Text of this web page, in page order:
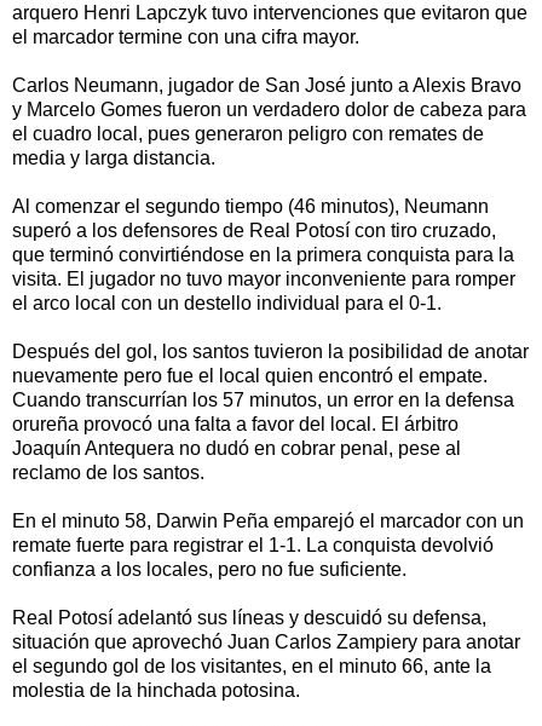
arquero Henri Lapczyk tuvo intervenciones que evitaron que
el marcador termine con una cifra mayor.
Carlos Neumann, jugador de San José junto a Alexis Bravo
y Marcelo Gomes fueron un verdadero dolor de cabeza para
el cuadro local, pues generaron peligro con remates de
media y larga distancia.
Al comenzar el segundo tiempo (46 minutos), Neumann
superó a los defensores de Real Potosí con tiro cruzado,
que terminó convirtiéndose en la primera conquista para la
visita. El jugador no tuvo mayor inconveniente para romper
el arco local con un destello individual para el 0-1.
Después del gol, los santos tuvieron la posibilidad de anotar
nuevamente pero fue el local quien encontró el empate.
Cuando transcurrían los 57 minutos, un error en la defensa
orureña provocó una falta a favor del local. El árbitro
Joaquín Antequera no dudó en cobrar penal, pese al
reclamo de los santos.
En el minuto 58, Darwin Peña emparejó el marcador con un
remate fuerte para registrar el 1-1. La conquista devolvió
confianza a los locales, pero no fue suficiente.
Real Potosí adelantó sus líneas y descuidó su defensa,
situación que aprovechó Juan Carlos Zampiery para anotar
el segundo gol de los visitantes, en el minuto 66, ante la
molestia de la hinchada potosina.